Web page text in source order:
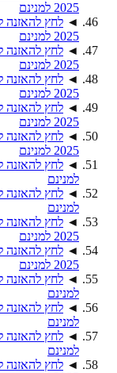
2025 למנינם
◄
2025 למנינם
◄
2025 למנינם
◄
2025 למנינם
◄
2025 למנינם
◄
2025 למנינם
◄
למנינם
◄
למנינם
◄
2025 למנינם
◄
2025 למנינם
◄
למנינם
◄
למנינם
◄
למנינם
◄